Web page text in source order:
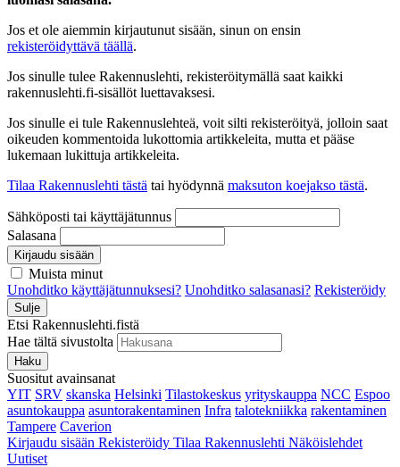
Jos et ole aiemmin kirjautunut sisään, sinun on ensin
rekisteröidyttävä täällä.
Jos sinulle tulee Rakennuslehti, rekisteröitymällä saat kaikki
rakennuslehti.fi-sisällöt luettavaksesi.
Jos sinulle ei tule Rakennuslehteä, voit silti rekisteröityä, jolloin saat
oikeuden kommentoida lukottomia artikkeleita, mutta et pääse
lukemaan lukittuja artikkeleita.
Tilaa Rakennuslehti tästä tai hyödynnä maksuton koejakso tästä.
Sähköposti tai käyttäjätunnus
Salasana
Kirjaudu sisään
Muista minut
Unohditko käyttäjätunnuksesi? Unohditko salasanasi? Rekisteröidy
Sulje
Etsi Rakennuslehti.fistä
Hae tältä sivustolta
Haku
Suositut avainsanat
YIT SRV skanska Helsinki Tilastokeskus yrityskauppa NCC Espoo
asuntokauppa asuntorakentaminen Infra talotekniikka rakentaminen
Tampere Caverion
Kirjaudu sisään Rekisteröidy Tilaa Rakennuslehti Näköislehdet
Uutiset